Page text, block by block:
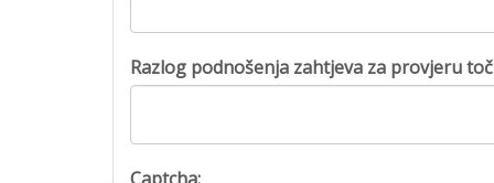
Razlog podnošenja zahtjeva za provjeru